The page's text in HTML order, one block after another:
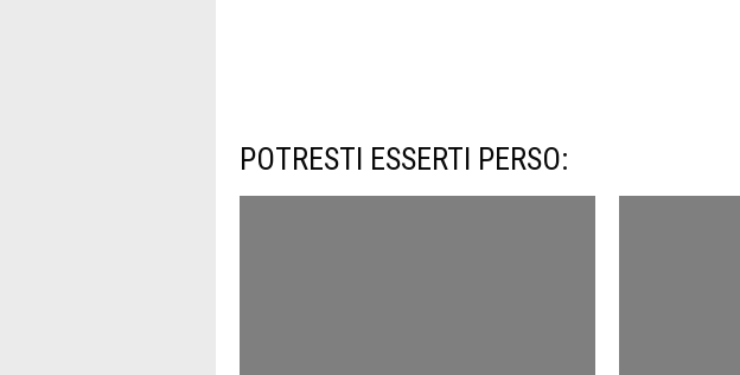
POTRESTI ESSERTI PERSO: